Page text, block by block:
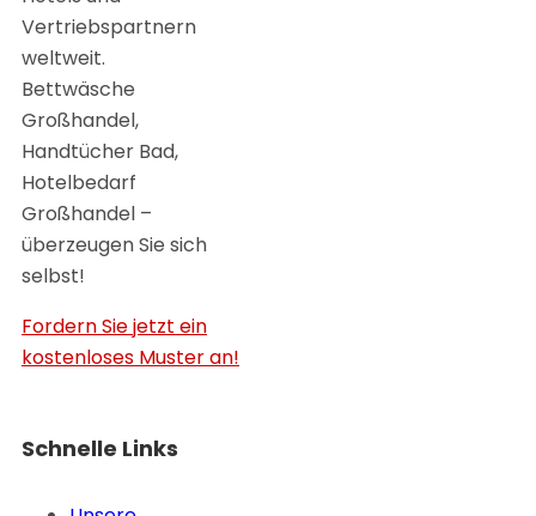
Vertriebspartnern
weltweit.
Bettwäsche
Großhandel,
Handtücher Bad,
Hotelbedarf
Großhandel –
überzeugen Sie sich
selbst!
Fordern Sie jetzt ein
kostenloses Muster an!
Schnelle Links